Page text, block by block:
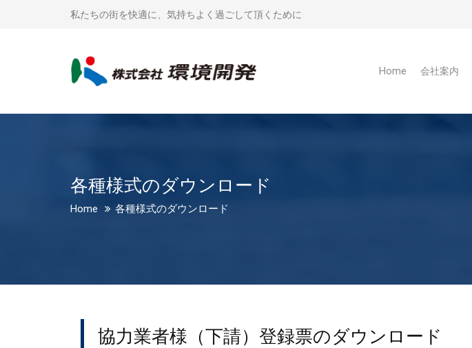
私たちの街を快適に、気持ちよく過ごして頂くために
Home 会社案内
各種様式のダウンロード
Home 各種様式のダウンロード
協力業者様（下請）登録票のダウンロード